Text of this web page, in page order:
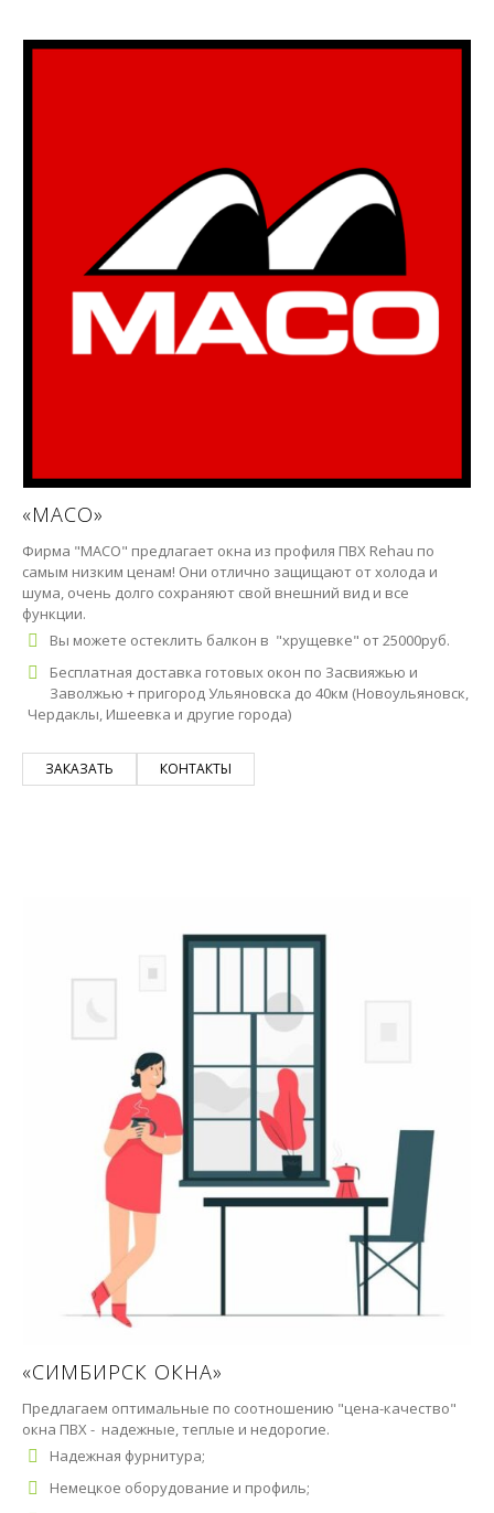
«MACO»
Фирма "MACO" предлагает окна из профиля ПВХ Rehau по
самым низким ценам! Они отлично защищают от холода и
шума, очень долго сохраняют свой внешний вид и все
функции.
Вы можете остеклить балкон в "хрущевке" от 25000руб.
Бесплатная доставка готовых окон по Засвияжью и
Заволжью + пригород Ульяновска до 40км (Новоульяновск,
Чердаклы, Ишеевка и другие города)
ЗАКАЗАТЬ КОНТАКТЫ
«СИМБИРСК ОКНА»
Предлагаем оптимальные по соотношению "цена-качество"
окна ПВХ - надежные, теплые и недорогие.
Надежная фурнитура;
Немецкое оборудование и профиль;